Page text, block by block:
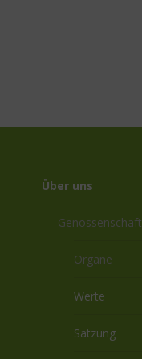
Über uns
Genossenschaft
Organe
Werte
Satzung